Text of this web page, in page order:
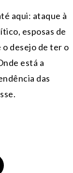
aqui: ataque à
esposas de
desejo de ter o
está a
das